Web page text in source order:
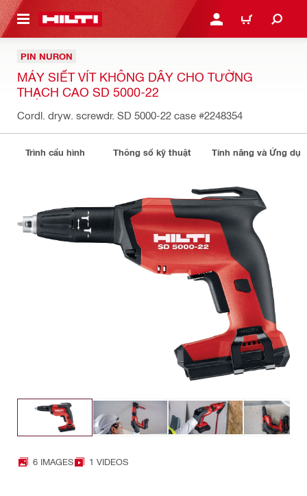
NỘI DUNG CHÍNH ĐĂNG NHẬP HOẶC
GIỎ HÀNG
PIN NURON
MÁY SIẾT VÍT KHÔNG DÂY CHO TƯỜNG
THẠCH CAO SD 5000-22
Cordl. dryw. screwdr. SD 5000-22 case #2248354
Trình cấu hình Thông số kỹ thuật Tính năng và Ứng
6 IMAGES 1 VIDEOS